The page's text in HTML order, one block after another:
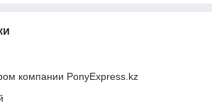
компании PonyExpress.kz